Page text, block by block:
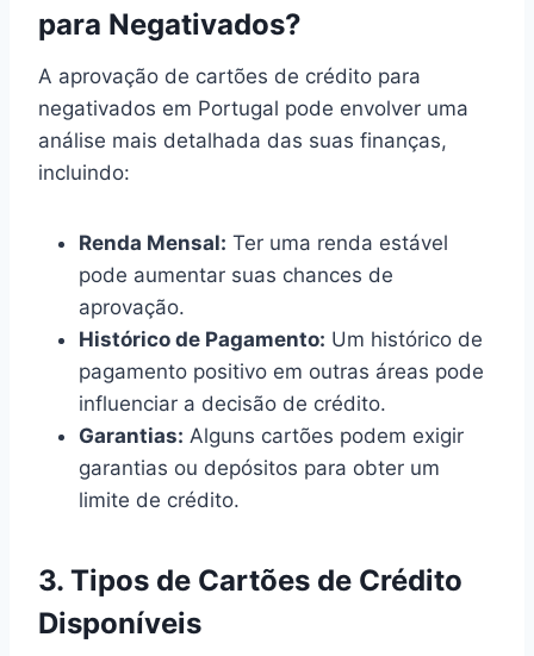
para Negativados?
A aprovação de cartões de crédito para
negativados em Portugal pode envolver uma
análise mais detalhada das suas finanças,
incluindo:
Renda Mensal: Ter uma renda estável
pode aumentar suas chances de
aprovação.
Histórico de Pagamento: Um histórico de
pagamento positivo em outras áreas pode
influenciar a decisão de crédito.
Garantias: Alguns cartões podem exigir
garantias ou depósitos para obter um
limite de crédito.
3. Tipos de Cartões de Crédito
Disponíveis